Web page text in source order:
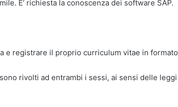
E’ richiesta la conoscenza dei software SAP.
e registrare il proprio curriculum vitae in formato
rivolti ad entrambi i sessi, ai sensi delle leggi